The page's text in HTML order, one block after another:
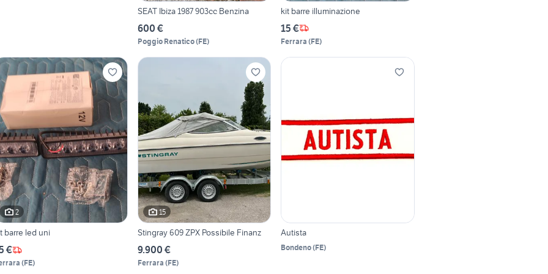
SEAT Ibiza 1987 903cc Benzina
600 €
Poggio Renatico(FE)
kit barre illuminazione
15 €
Ferrara (FE)
2
barre led uni
€
(FE)
15
Stingray 609 ZPX Possibile Finanz
9.900 €
Ferrara (FE)
Autista
Bondeno(FE)